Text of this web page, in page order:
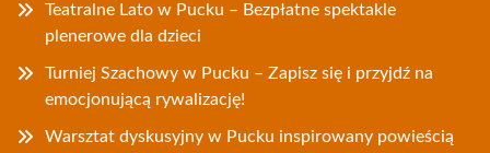
Teatralne Lato w Pucku – Bezpłatne spektakle
plenerowe dla dzieci
Turniej Szachowy w Pucku – Zapisz się i przyjdź na
emocjonującą rywalizację!
Warsztat dyskusyjny w Pucku inspirowany powieścią